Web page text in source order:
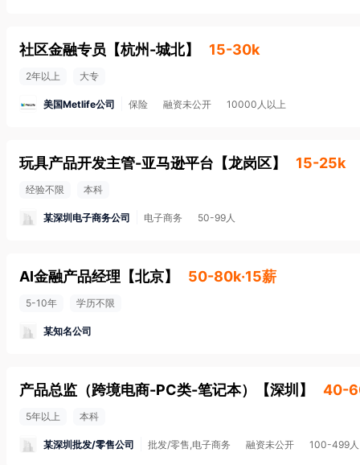
社区金融专员 【杭州-城北】 15-30k
2年以上 大专
美国Metlife公司 保险 融资未公开 10000人以上
玩具产品开发主管-亚马逊平台 【龙岗区】 15-25k
经验不限 本科
某深圳电子商务公司 电子商务 50-99人
AI金融产品经理 【北京】 50-80k·15薪
5-10年 学历不限
某知名公司
产品总监（跨境电商-PC类-笔记本） 【深圳 】 40-
5年以上 本科
某深圳批发/零售公司 批发/零售,电子商务 融资未公开 100-499人